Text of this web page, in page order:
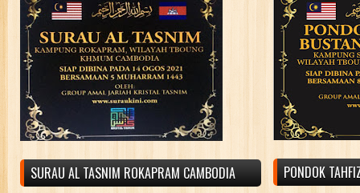
SURAU AL TASNIM ROKAPRAM CAMBODIA PONDOK